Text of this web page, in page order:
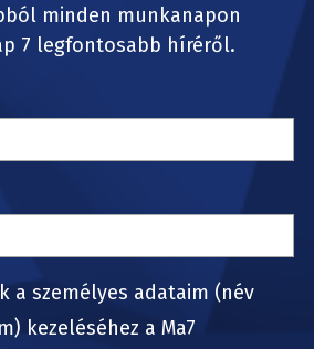
minden munkanapon
7 legfontosabb híréről.
a személyes adataim (név
kezeléséhez a Ma7